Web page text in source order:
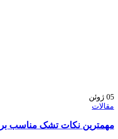
05 ژوئن
مقالات
مهمترین نکات تشک مناسب